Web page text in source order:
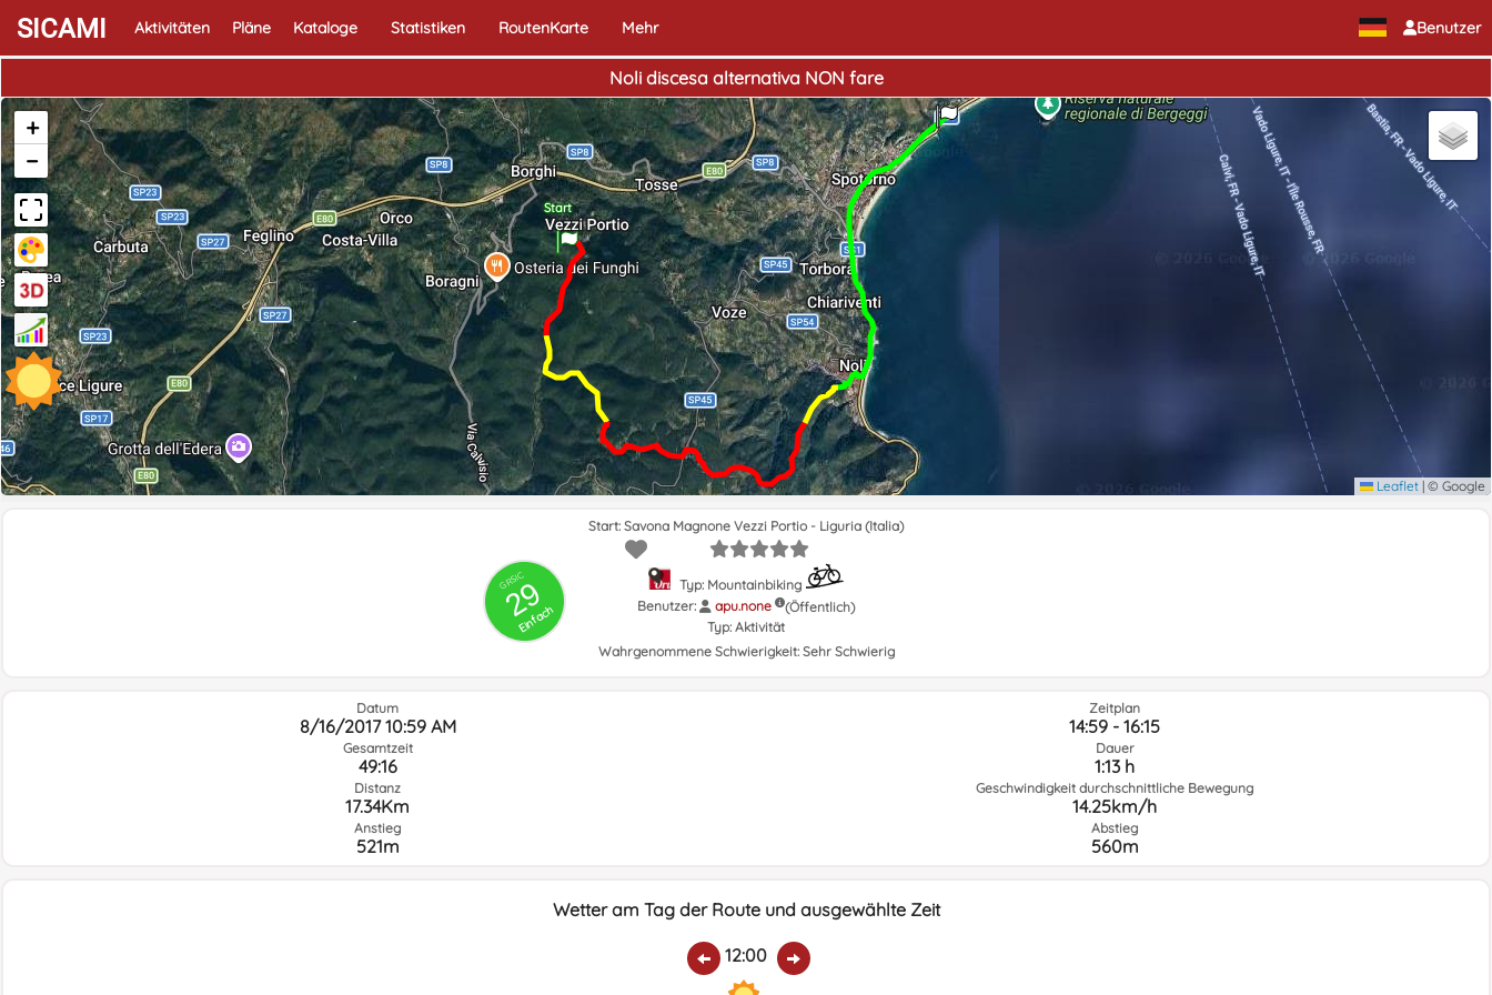
Benutzer
SICAMI Aktivitäten Pläne Kataloge Statistiken RoutenKarte Mehr
Noli discesa alternativa NON fare
Start
+
−
Leaflet | © Google
GRSIC
29
Einfach
Start: Savona Magnone Vezzi Portio - Liguria (Italia)
Typ: Mountainbiking
Benutzer:
apu.none
(Öffentlich)
Typ: Aktivität
Wahrgenommene Schwierigkeit: Sehr Schwierig
Datum
8/16/2017 10:59 AM
Gesamtzeit
49:16
Distanz
17.34Km
Anstieg
521m
Zeitplan
14:59 - 16:15
Dauer
1:13 h
Geschwindigkeit durchschnittliche Bewegung
14.25km/h
Abstieg
560m
Wetter am Tag der Route und ausgewählte Zeit
12:00